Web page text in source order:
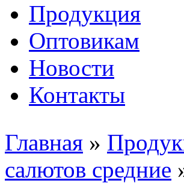
Продукция
Оптовикам
Новости
Контакты
Главная »
салютов средние